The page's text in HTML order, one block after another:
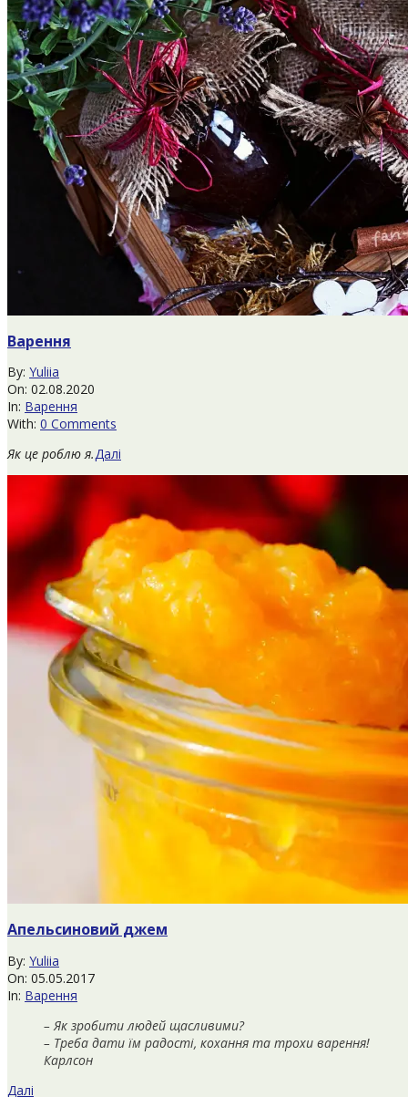
Варення
2020-
08-
02
By: Yuliia
On: 02.08.2020
In: Варення
With: 0 Comments
Як це роблю я.Далі
Апельсиновий джем
2017-
05-
05
By: Yuliia
On: 05.05.2017
In: Варення
– Як зробити людей щасливими?
– Треба дати їм радості, кохання та трохи варення!
Карлсон
Далі